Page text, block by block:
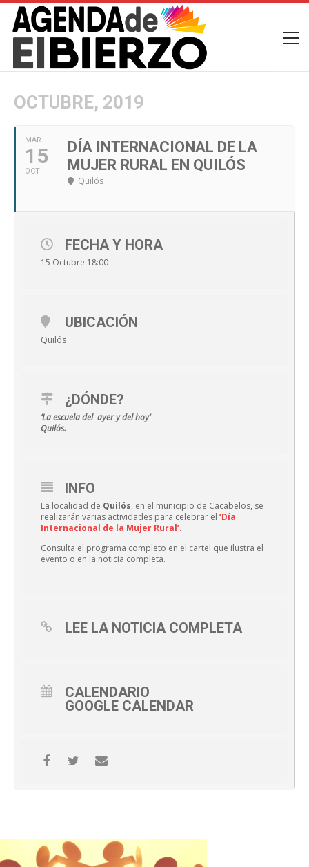
OCTUBRE, 2019
MAR
15
OCT
DÍA INTERNACIONAL DE LA
MUJER RURAL EN QUILÓS
Quilós
FECHA Y HORA
15 Octubre 18:00
UBICACIÓN
Quilós
¿DÓNDE?
‘La escuela del ayer y del hoy’
Quilós.
INFO
La localidad de Quilós, en el municipio de Cacabelos, se
realizarán varias actividades para celebrar el ‘Día
Internacional de la Mujer Rural’.
Consulta el programa completo en el cartel que ilustra el
evento o en la noticia completa.
LEE LA NOTICIA COMPLETA
CALENDARIO
GOOGLE CALENDAR